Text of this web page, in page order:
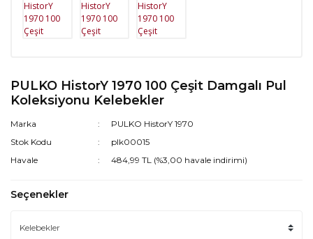
PULKO HistorY 1970 100 Çeşit Damgalı Pul
Koleksiyonu Kelebekler
Marka
PULKO HistorY 1970
Stok Kodu
plk00015
Havale
484,99 TL (%3,00 havale indirimi)
Seçenekler